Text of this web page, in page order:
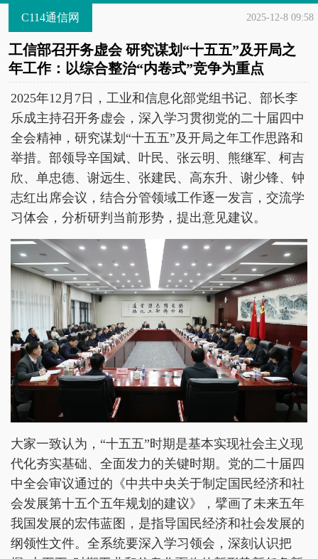
C114通信网 2025-12-8 09:58
工信部召开务虚会 研究谋划“十五五”及开局之
年工作：以综合整治“内卷式”竞争为重点
2025年12月7日，工业和信息化部党组书记、部长李
乐成主持召开务虚会，深入学习贯彻党的二十届四中
全会精神，研究谋划“十五五”及开局之年工作思路和
举措。部领导辛国斌、叶民、张云明、熊继军、柯吉
欣、单忠德、谢远生、张建民、高东升、谢少锋、钟
志红出席会议，结合分管领域工作逐一发言，交流学
习体会，分析研判当前形势，提出意见建议。
大家一致认为，“十五五”时期是基本实现社会主义现
代化夯实基础、全面发力的关键时期。党的二十届四
中全会审议通过的《中共中央关于制定国民经济和社
会发展第十五个五年规划的建议》，擘画了未来五年
我国发展的宏伟蓝图，是指导国民经济和社会发展的
纲领性文件。全系统要深入学习领会，深刻认识把